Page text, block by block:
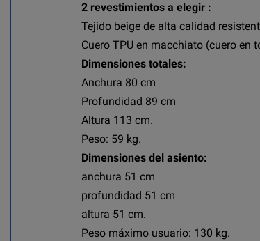
2 revestimientos a elegir :
Tejido beige de alta calidad
Cuero TPU en macchiato (cuero en
Dimensiones totales:
Anchura 80 cm
Profundidad 89 cm
Altura 113 cm.
Peso: 59 kg.
Dimensiones del asiento:
anchura 51 cm
profundidad 51 cm
altura 51 cm.
Peso máximo usuario: 130 kg.